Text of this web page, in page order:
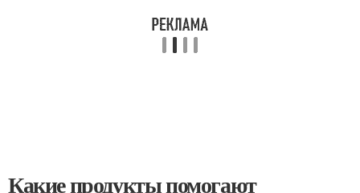
Какие продукты помогают